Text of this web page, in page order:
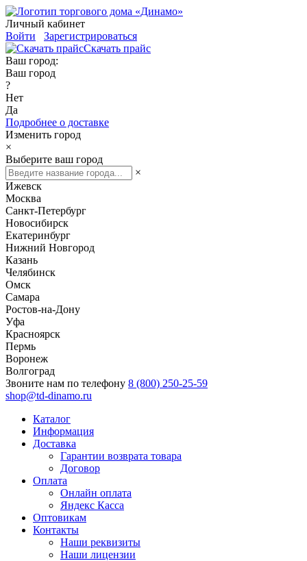
Личный кабинет
Войти
Зарегистрироваться
Скачать прайс
Ваш город:
Ваш город
?
Нет
Да
Подробнее о доставке
Изменить город
×
Выберите ваш город
×
Ижевск
Москва
Санкт-Петербург
Новосибирск
Екатеринбург
Нижний Новгород
Казань
Челябинск
Омск
Самара
Ростов-на-Дону
Уфа
Красноярск
Пермь
Воронеж
Волгоград
Звоните нам по телефону 8 (800) 250-25-59
shop@td-dinamo.ru
Каталог
Информация
Доставка
Гарантии возврата товара
Договор
Оплата
Онлайн оплата
Яндекс Касса
Оптовикам
Контакты
Наши реквизиты
Наши лицензии